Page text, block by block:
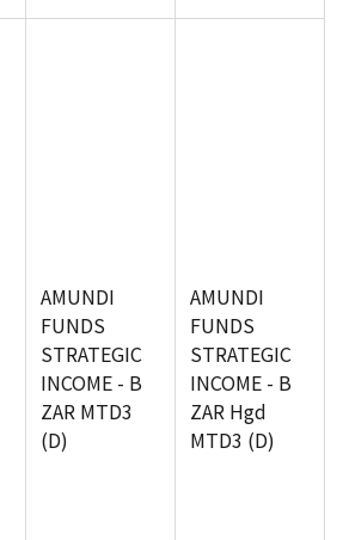
AMUNDI
FUNDS
STRATEGIC
INCOME - B
ZAR MTD3
(D)
AMUNDI
FUNDS
STRATEGIC
INCOME - B
ZAR Hgd
MTD3 (D)